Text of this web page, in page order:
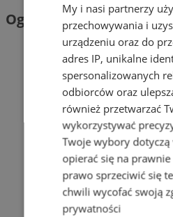
Ogłoszenia
My i nasi partnerzy
przechowywania i
urządzeniu oraz do
adres IP, unikalne
spersonalizowanych
odbiorców oraz
również przetwarzać
wykorzystywać
Twoje wybory
opierać się na
prawo sprzeciwić się
chwili wycofać swoją
prywatności